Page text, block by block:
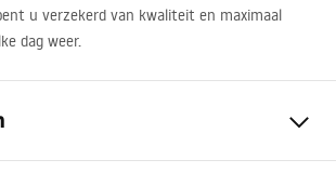
u verzekerd van kwaliteit en maximaal
dag weer.